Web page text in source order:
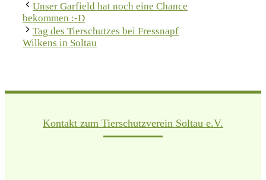
Unser Garfield hat noch eine Chance
bekommen :-D
Tag des Tierschutzes bei Fressnapf
Wilkens in Soltau
Kontakt zum Tierschutzverein Soltau e.V.